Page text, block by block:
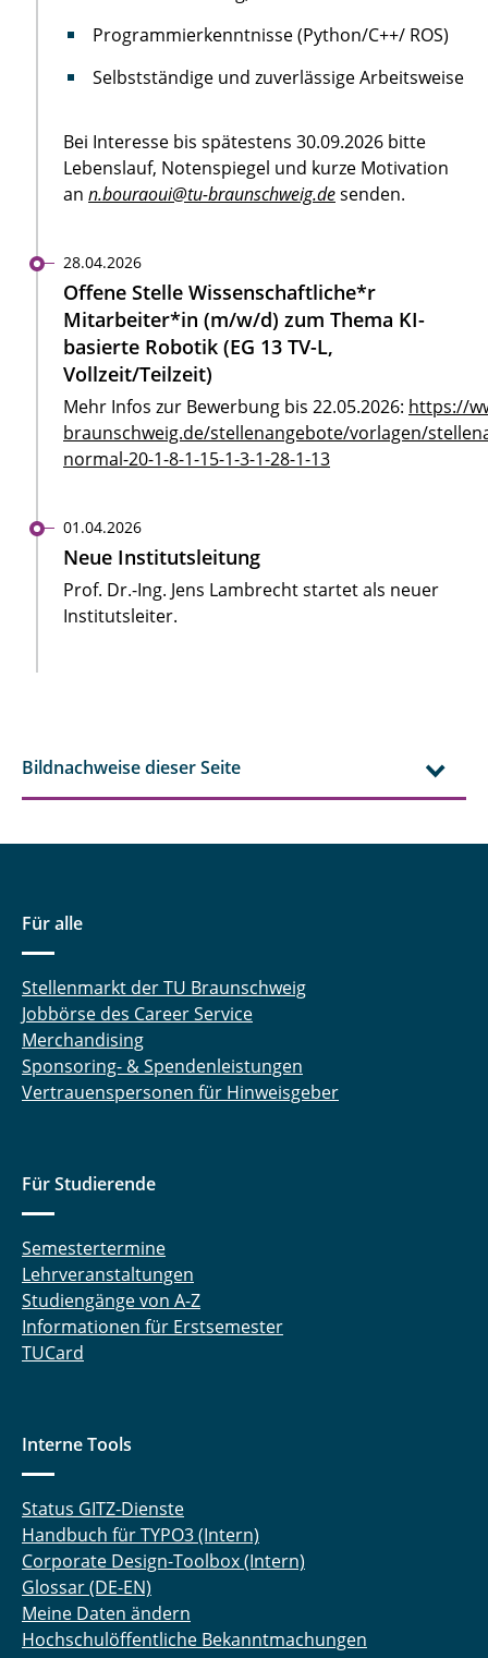
Programmierkenntnisse (Python/C++/ ROS)
Selbstständige und zuverlässige Arbeitsweise
Bei Interesse bis spätestens 30.09.2026 bitte
Lebenslauf, Notenspiegel und kurze Motivation
an n.bouraoui@tu-braunschweig.desenden.
28.04.2026
Offene Stelle Wissenschaftliche*r
Mitarbeiter*in (m/w/d) zum Thema KI-
basierte Robotik (EG 13 TV-L,
Vollzeit/Teilzeit)
Mehr Infos zur Bewerbung bis 22.05.2026: https://
braunschweig.de/stellenangebote/vorlagen/
normal-20-1-8-1-15-1-3-1-28-1-13
01.04.2026
Neue Institutsleitung
Prof. Dr.-Ing. Jens Lambrecht startet als neuer
Institutsleiter.
Bildnachweise dieser Seite
Für alle
Stellenmarkt der TU Braunschweig
Jobbörse des Career Service
Merchandising
Sponsoring- & Spendenleistungen
Vertrauenspersonen für Hinweisgeber
Für Studierende
Semestertermine
Lehrveranstaltungen
Studiengänge von A-Z
Informationen für Erstsemester
TUCard
Interne Tools
Status GITZ-Dienste
Handbuch für TYPO3 (Intern)
Corporate Design-Toolbox (Intern)
Glossar (DE-EN)
Meine Daten ändern
Hochschulöffentliche Bekanntmachungen